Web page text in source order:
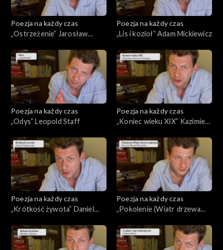
Poezja na każdy czas
„Ostrzeżenie” Jarosław
Poezja na każdy czas
„Lis i kozioł” Adam Mickiewicz
Poezja na każdy czas
„Odys” Leopold Staff
Poezja na każdy czas
„Koniec wieku XIX” Kazimierz
Poezja na każdy czas
„Krótkość żywota” Daniel
Poezja na każdy czas
„Pokolenie (Wiatr drzewa
Baczyński